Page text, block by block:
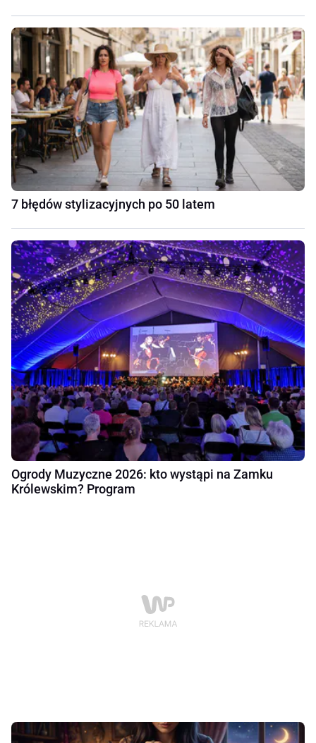
7 błędów stylizacyjnych po 50 latem
Ogrody Muzyczne 2026: kto wystąpi na Zamku
Królewskim? Program